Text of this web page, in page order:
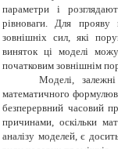
параметри і
рівноваги. Для прояву
зовнішніх сил, які
виняток ці моделі
початковим зовнішнім
Моделі,
математичного
безперервний часовий
причинами, оскільки
аналізу моделей, є